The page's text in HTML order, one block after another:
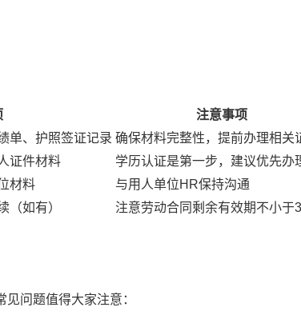
注意事项
单、护照签证记录 确保材料完整性，提前办理相关
证件材料
学历认证是第一步，建议优先办
材料
与用人单位HR保持沟通
（如有） 注意劳动合同剩余有效期不小于
问题值得大家注意：